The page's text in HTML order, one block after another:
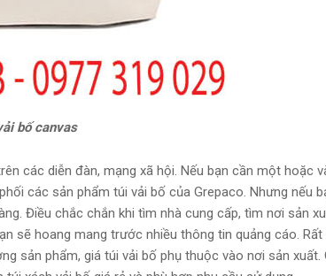
bố canvas
các diễn đàn, mạng xã hội. Nếu bạn cần một hoặc
các sản phẩm túi vải bố của Grepaco. Nhưng nếu
Điều chắc chắn khi tìm nhà cung cấp, tìm nơi sản
sẽ hoang mang trước nhiều thông tin quảng cáo.
sản phẩm, giá túi vải bố phụ thuộc vào nơi sản xuất.